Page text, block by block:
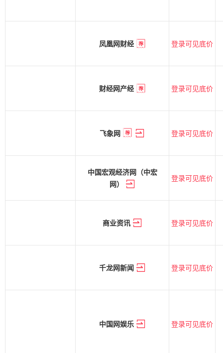
凤凰网财经 登录可见底价
财经网产经 登录可见底价
飞象网 登录可见底价
中国宏观经济网（中宏
网）
登录可见底价
商业资讯 登录可见底价
千龙网新闻 登录可见底价
中国网娱乐 登录可见底价